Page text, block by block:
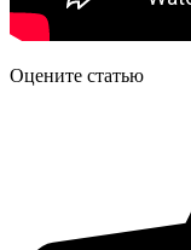
Оцените статью